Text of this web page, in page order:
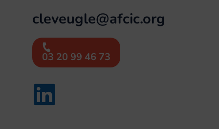
cleveugle@afcic.org
03 20 99 46 73